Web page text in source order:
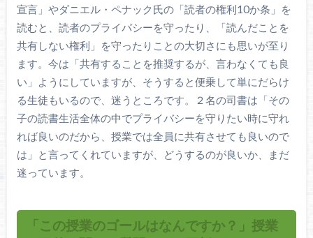
宣言」やダニエル・ペナック氏の「読者の権利10か条」を
読むと、読者のプライバシーを守ったり、「読んだことを
共有しない権利」を守ったりことの大切さにも思いが至り
ます。今は「共有することを推奨するが、言わなくても良
い」ようにしていますが、そうすると便乗して単にだらけ
る生徒もいるので、迷うところです。２名の司書は「その
子の読書生活全体の中でプライバシーを守りたい時に守れ
れば良いのだから、授業では全員に共有させても良いので
は」と言ってくれていますが、どうするのが良いか、まだ
迷っています。
「この授業のゴールはなんですか？」授業